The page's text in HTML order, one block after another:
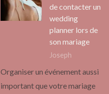
de contacter un
wedding
planner lors de
son mariage
Joseph
Organiser un événement aussi
important que votre mariage